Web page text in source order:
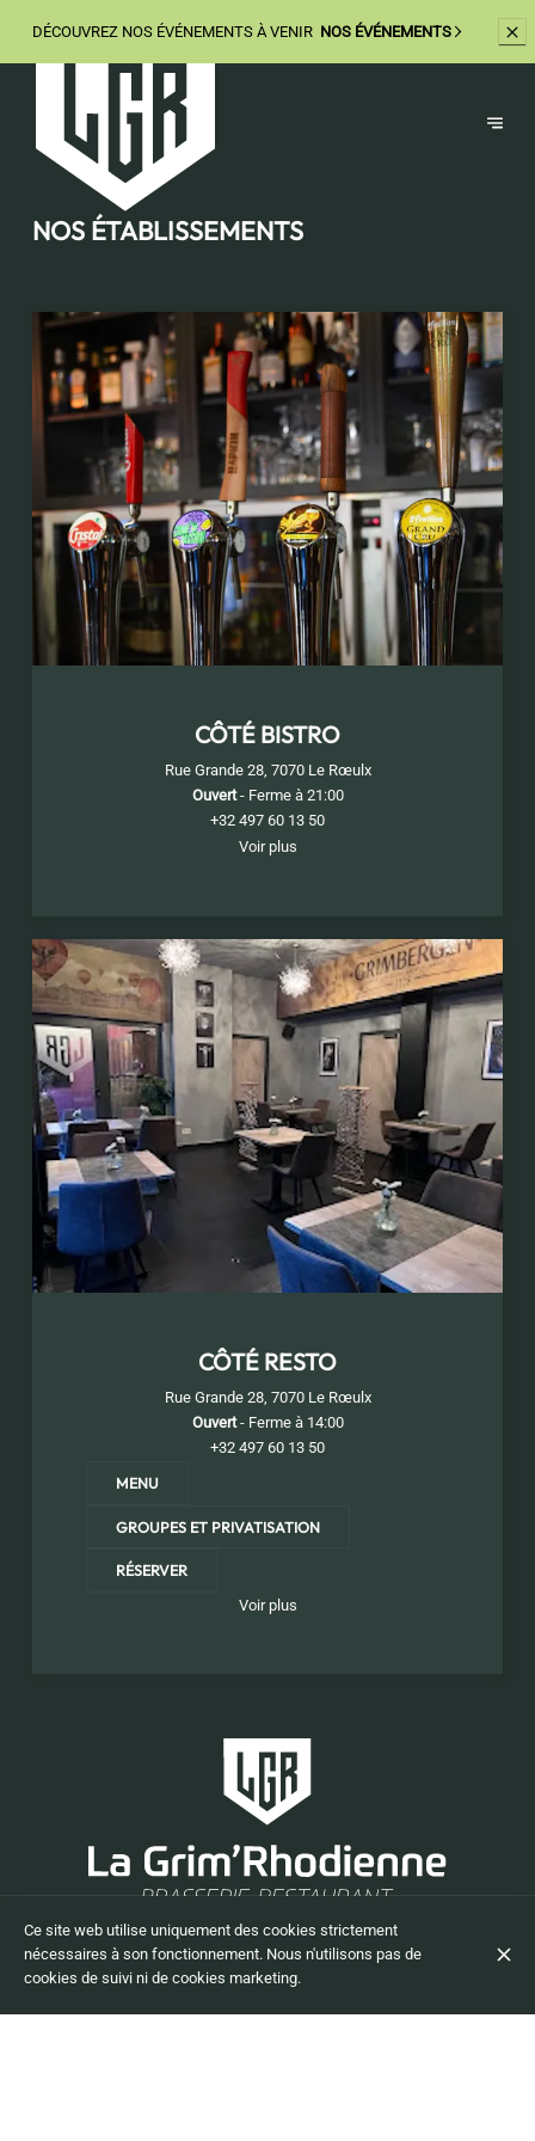
DÉCOUVREZ NOS ÉVÉNEMENTS À VENIR NOS ÉVÉNEMENTS
NOS ÉTABLISSEMENTS
CÔTÉ BISTRO
Rue Grande 28, 7070 Le Rœulx
Ouvert- Ferme à 21:00
+32 497 60 13 50
Voir plus
CÔTÉ RESTO
Rue Grande 28, 7070 Le Rœulx
Ouvert- Ferme à 14:00
+32 497 60 13 50
MENU
GROUPES ET PRIVATISATION
RÉSERVER
Voir plus
S'ABONNER À NOTRE NEWSLETTER
Ce site web utilise uniquement des cookies strictement
nécessaires à son fonctionnement. Nous n'utilisons pas de
cookies de suivi ni de cookies marketing.